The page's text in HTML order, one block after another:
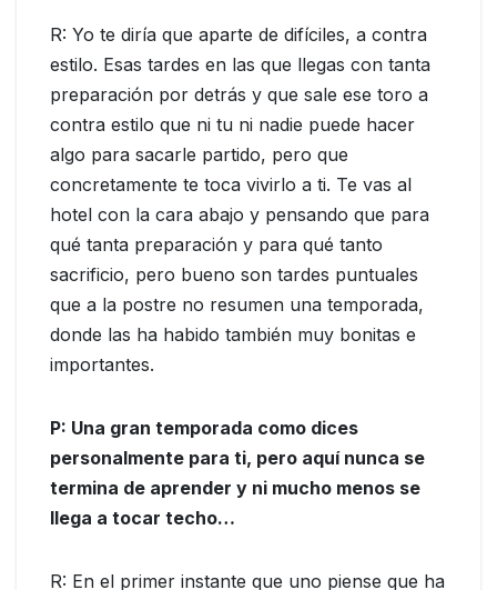
R: Yo te diría que aparte de difíciles, a contra
estilo. Esas tardes en las que llegas con tanta
preparación por detrás y que sale ese toro a
contra estilo que ni tu ni nadie puede hacer
algo para sacarle partido, pero que
concretamente te toca vivirlo a ti. Te vas al
hotel con la cara abajo y pensando que para
qué tanta preparación y para qué tanto
sacrificio, pero bueno son tardes puntuales
que a la postre no resumen una temporada,
donde las ha habido también muy bonitas e
importantes.
P: Una gran temporada como dices
personalmente para ti, pero aquí nunca se
termina de aprender y ni mucho menos se
llega a tocar techo…
R: En el primer instante que uno piense que ha